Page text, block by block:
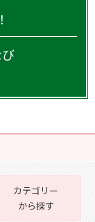
カテゴリー
から探す